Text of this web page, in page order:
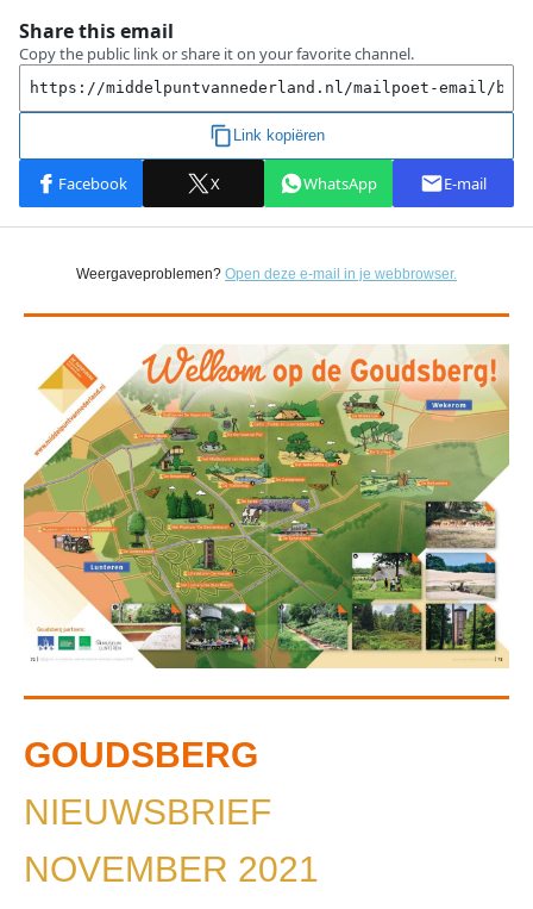
Weergaveproblemen? Open deze e-mail in je webbrowser.
GOUDSBERG
NIEUWSBRIEF
NOVEMBER 2021